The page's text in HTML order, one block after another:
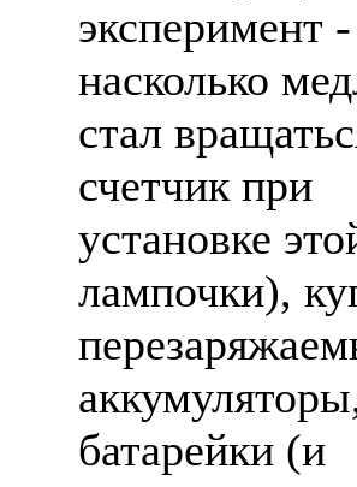
эксперимент -
насколько
стал
счетчик при
установке
лампочки),
батарейки (и